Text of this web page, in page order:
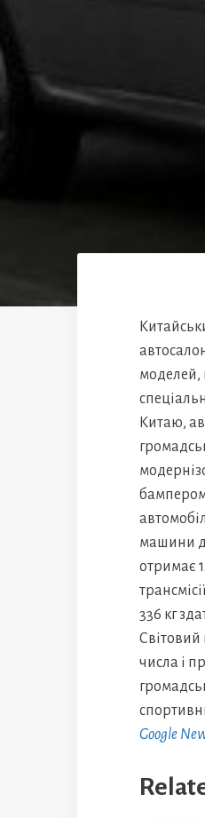
моделей,
Китаю,
машини
отримає
336 кг
Світовий
числа і
Google